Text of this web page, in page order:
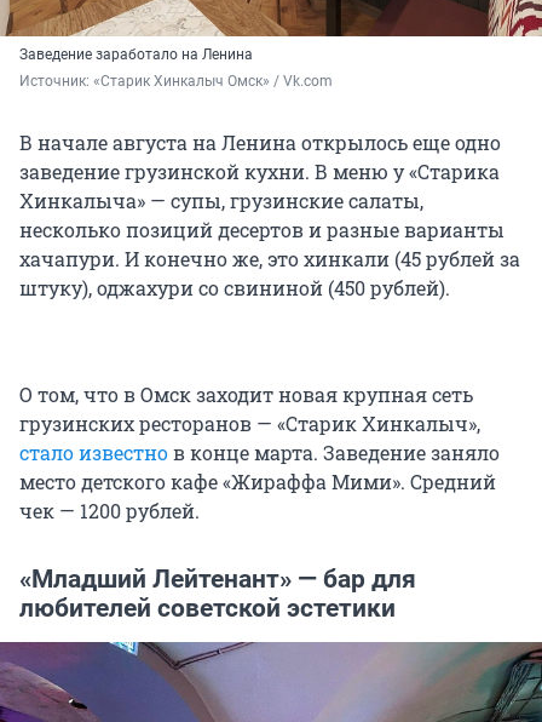
Заведение заработало на Ленина
Источник: «Старик Хинкалыч Омск» / Vk.com
В начале августа на Ленина открылось еще одно
заведение грузинской кухни. В меню у «Старика
Хинкалыча» — супы, грузинские салаты,
несколько позиций десертов и разные варианты
хачапури. И конечно же, это хинкали (45 рублей за
штуку), оджахури со свининой (450 рублей).
О том, что в Омск заходит новая крупная сеть
грузинских ресторанов — «Старик Хинкалыч»,
стало известнов конце марта. Заведение заняло
место детского кафе «Жираффа Мими». Средний
чек — 1200 рублей.
«Младший Лейтенант» — бар для
любителей советской эстетики